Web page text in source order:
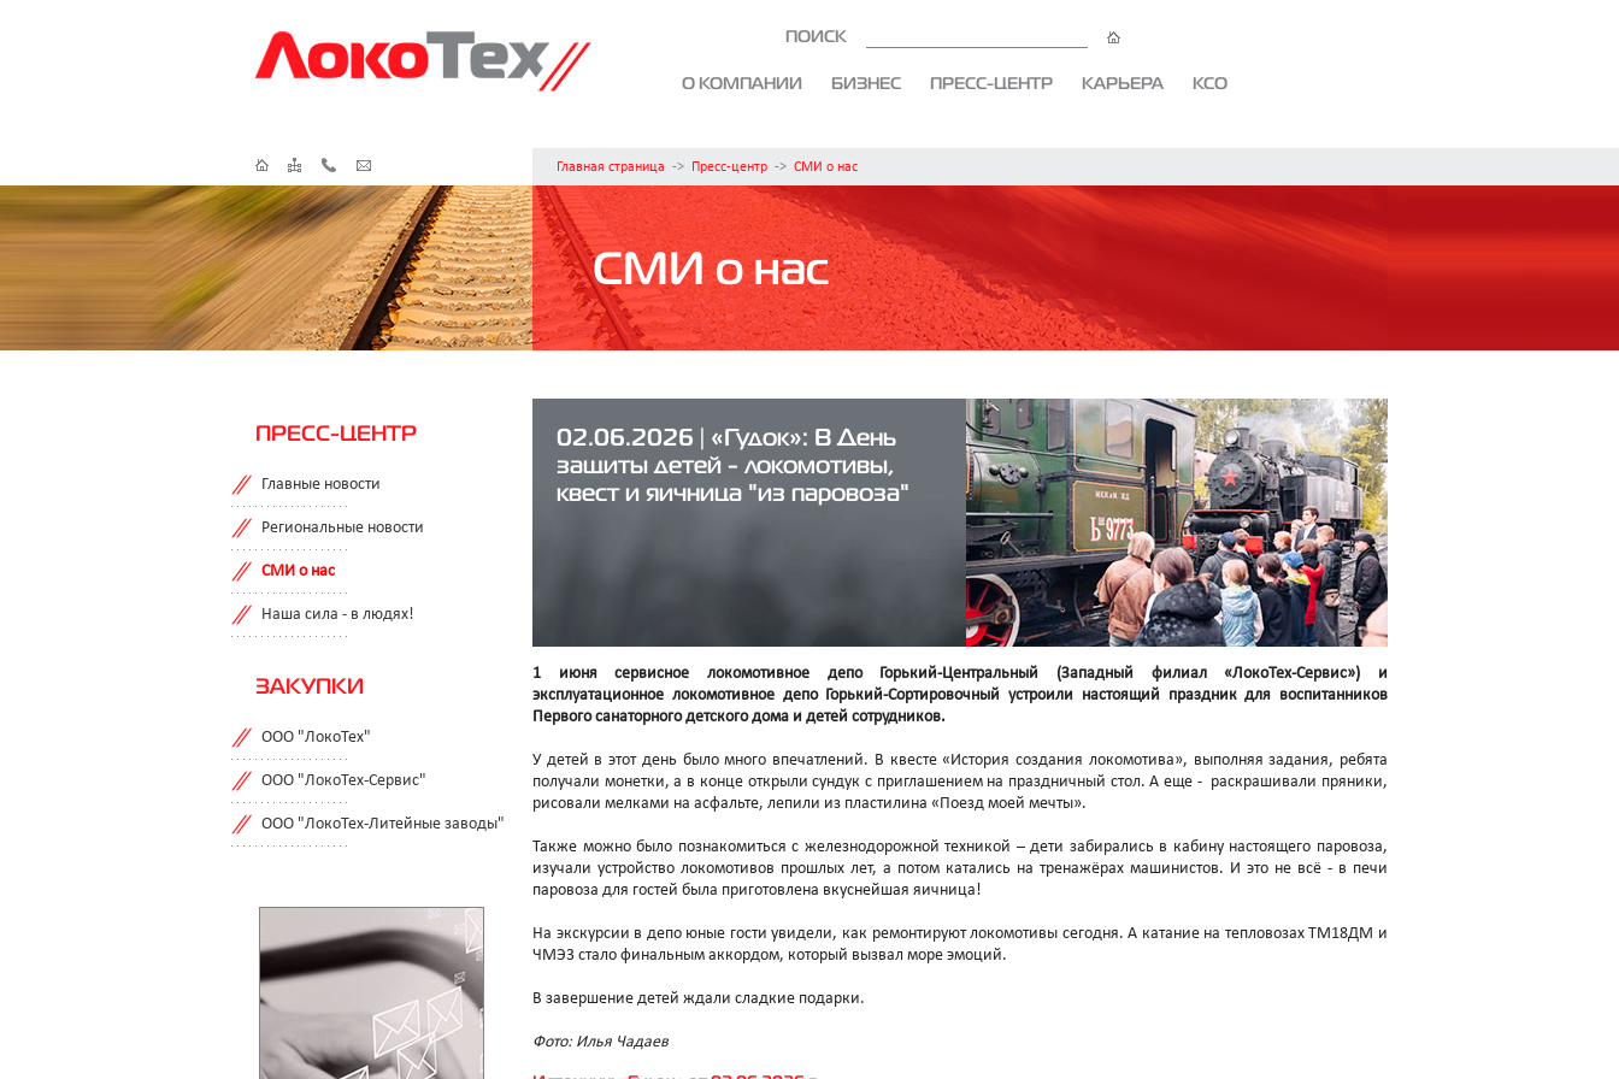
ПОИСК
О КОМПАНИИ БИЗНЕС ПРЕСС-ЦЕНТР КАРЬЕРА КСО
Главная страница -> Пресс-центр -> СМИ о нас
СМИ о нас
ПРЕСС-ЦЕНТР
Главные новости
Региональные новости
СМИ о нас
Наша сила - в людях!
ЗАКУПКИ
ООО "ЛокоТех"
ООО "ЛокоТех-Сервис"
ООО "ЛокоТех-Литейные заводы"
02.06.2026 | «Гудок»: В День
защиты детей - локомотивы,
квест и яичница "из паровоза"
1 июня сервисное локомотивное депо Горький-Центральный (Западный филиал «ЛокоТех-Сервис») и
эксплуатационное локомотивное депо Горький-Сортировочный устроили настоящий праздник для воспитанников
Первого санаторного детского дома и детей сотрудников.
У детей в этот день было много впечатлений. В квесте «История создания локомотива», выполняя задания, ребята
получали монетки, а в конце открыли сундук с приглашением на праздничный стол. А еще - раскрашивали пряники,
рисовали мелками на асфальте, лепили из пластилина «Поезд моей мечты».
Также можно было познакомиться с железнодорожной техникой – дети забирались в кабину настоящего паровоза,
изучали устройство локомотивов прошлых лет, а потом катались на тренажёрах машинистов. И это не всё - в печи
паровоза для гостей была приготовлена вкуснейшая яичница!
На экскурсии в депо юные гости увидели, как ремонтируют локомотивы сегодня. А катание на тепловозах ТМ18ДМ и
ЧМЭ3 стало финальным аккордом, который вызвал море эмоций.
В завершение детей ждали сладкие подарки.
Фото: Илья Чадаев